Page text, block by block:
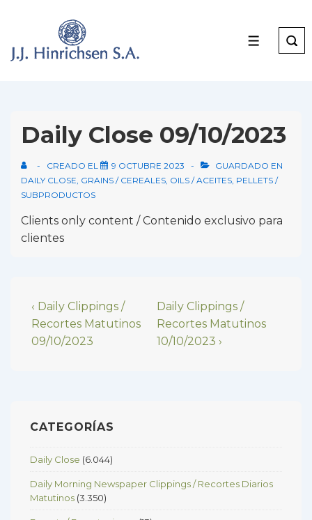
Main
MENU
Daily Close 09/10/2023
CREADO EL 9 OCTUBRE 2023
GUARDADO EN
DAILY CLOSE, GRAINS / CEREALES, OILS / ACEITES, PELLETS /
SUBPRODUCTOS
Clients only content / Contenido exclusivo para
clientes
Navegación
de
entradas
Previous
Post
is
‹ Daily Clippings /
Recortes Matutinos
09/10/2023
Next
Post
is
Daily Clippings /
Recortes Matutinos
10/10/2023 ›
CATEGORÍAS
Daily Close (6.044)
Daily Morning Newspaper Clippings / Recortes Diarios
Matutinos (3.350)